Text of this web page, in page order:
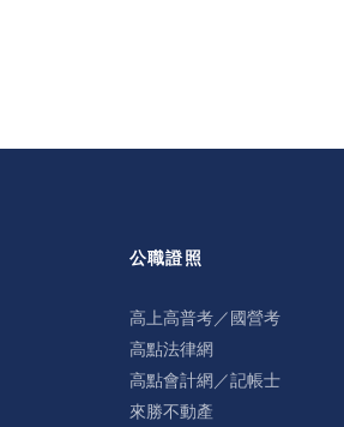
公職證照
高上高普考／國營考
高點法律網
高點會計網／記帳士
來勝不動產